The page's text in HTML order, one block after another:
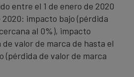
entre el 1 de enero de 2020
2020: impacto bajo (pérdida
al 0%), impacto
valor de marca de hasta el
(pérdida de valor de marca